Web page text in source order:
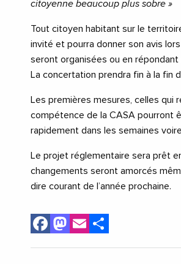
citoyenne beaucoup plus sobre »
Tout citoyen habitant sur le
invité et pourra donner son avis
seront organisées ou en répondant
La concertation prendra fin à la fin
Les premières mesures, celles qui
compétence de la CASA pourront
rapidement dans les semaines
Le projet réglementaire sera prêt
changements seront amorcés
dire courant de l’année prochaine.
Facebook
Mastodon
Email